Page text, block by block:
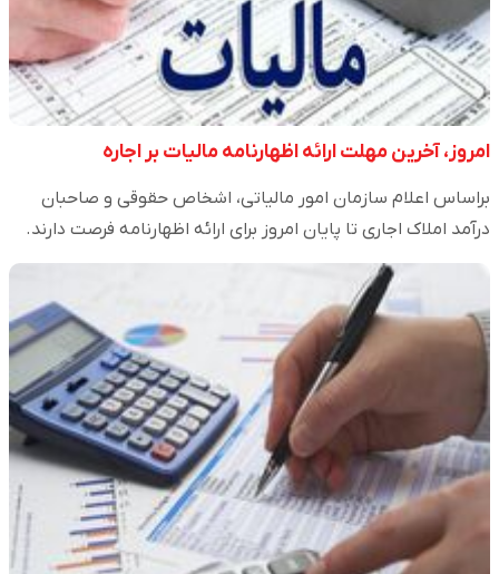
امروز، آخرین مهلت ارائه اظهارنامه مالیات بر اجاره
براساس اعلام سازمان امور مالیاتی، اشخاص حقوقی و صاحبان
درآمد املاک اجاری تا پایان امروز برای ارائه اظهارنامه فرصت دارند.